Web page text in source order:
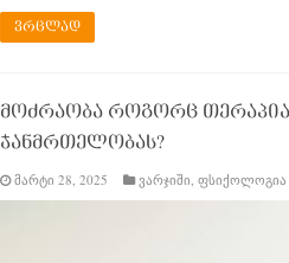
ვრცლად
მოძრაობა როგორც
ჯანმრთელობას?
მარტი 28, 2025 ვარჯიში, ფსიქოლოგია